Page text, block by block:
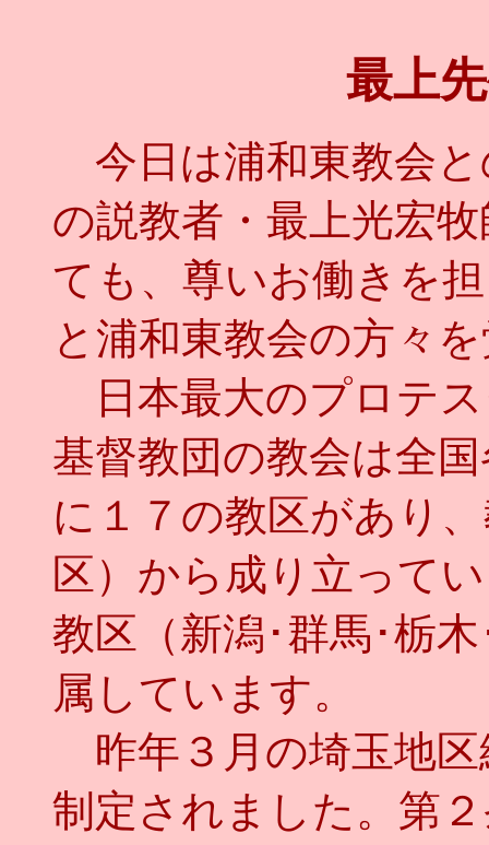
最上
今日は浦和東教会と
の説教者・最上光宏
ても、尊いお働きを
と浦和東教会の方々
日本最大のプロテ
基督教団の教会は全
に１７の教区があり
区）から成り立って
教区（新潟･群馬･栃
属しています。
昨年３月の埼玉地区
制定されました。第